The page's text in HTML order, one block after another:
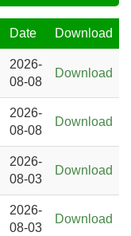
Date Download
2026-
08-08
Download
2026-
08-08
Download
2026-
08-03
Download
2026-
08-03
Download